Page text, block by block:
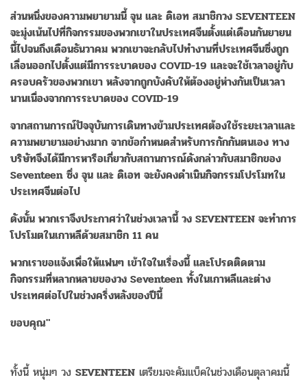
ส่วนหนึ่งของความพยายามนี้ จุน และ ดิเอท สมาชิกวง SEVENTEEN
จะมุ่งเน้นไปที่กิจกรรมของพวกเขาในประเทศจีนตั้งแต่เดือนกันยายน
นี้ไปจนถึงเดือนธันวาคม พวกเขาจะกลับไปทำงานที่ประเทศจีนซึ่งถูก
เลื่อนออกไปตั้งแต่มีการระบาดของ COVID-19 และจะใช้เวลาอยู่กับ
ครอบครัวของพวกเขา หลังจากถูกบังคับให้ต้องอยู่ห่างกันเป็นเวลา
นานเนื่องจากการระบาดของ COVID-19
จากสถานการณ์ปัจจุบันการเดินทางข้ามประเทศต้องใช้ระยะเวลาและ
ความพยายามอย่างมาก จากข้อกำหนดสำหรับการกักกันตนเอง ทาง
บริษัทจึงได้มีการหารือเกี่ยวกับสถานการณ์ดังกล่าวกับสมาชิกของ
Seventeen ซึ่ง จุน และ ดิเอท จะยังคงดำเนินกิจกรรมโปรโมทใน
ประเทศจีนต่อไป
ดังนั้น พวกเราจึงประกาศว่าในช่วงเวลานี้ วง SEVENTEEN จะทำการ
โปรโมตในเกาหลีด้วยสมาชิก 11 คน
พวกเราขอแจ้งเพื่อให้แฟนๆ เข้าใจในเรื่องนี้ และโปรดติดตาม
กิจกรรมที่หลากหลายของวง Seventeen ทั้งในเกาหลีและต่าง
ประเทศต่อไปในช่วงครึ่งหลังของปีนี้
ขอบคุณ"
ทั้งนี้ หนุ่มๆ วง SEVENTEEN เตรียมจะคัมแบ็คในช่วงเดือนตุลาคมนี้